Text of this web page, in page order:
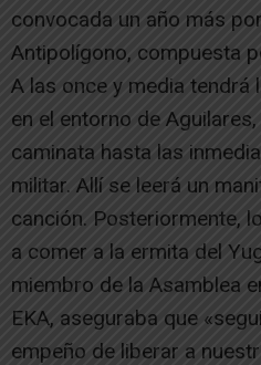
convocada un año más
Antipolígono, compuesta
A las once y media tendrá
en el entorno de
caminata hasta las
militar. Allí se leerá un
canción. Posteriormente,
a comer a la ermita del
miembro de la Asamblea
EKA, aseguraba que
empeño de liberar a